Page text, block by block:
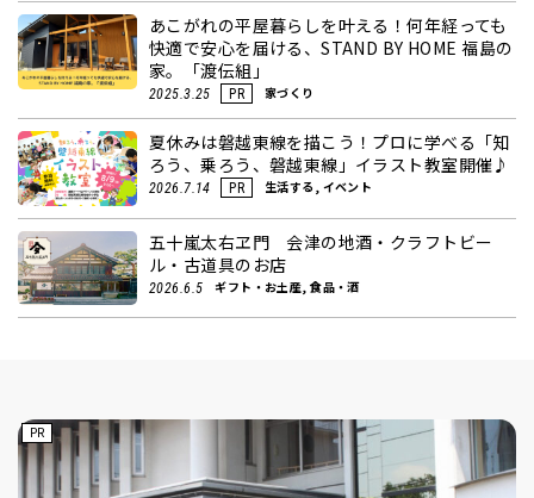
あこがれの平屋暮らしを叶える！何年経っても
快適で安心を届ける、STAND BY HOME 福島の
家。「渡伝組」
2025.3.25 PR 家づくり
夏休みは磐越東線を描こう！プロに学べる「知
ろう、乗ろう、磐越東線」イラスト教室開催♪
2026.7.14 PR 生活する, イベント
五十嵐太右ヱ門 会津の地酒・クラフトビー
ル・古道具のお店
2026.6.5 ギフト・お土産, 食品・酒
PR